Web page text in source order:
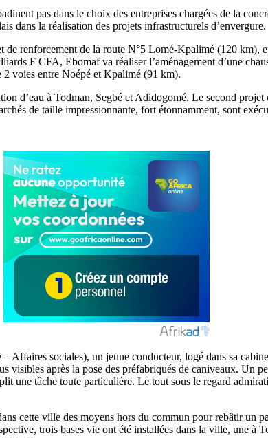
pas dans le choix des entreprises chargées de la
dans la réalisation des projets infrastructurels d’envergure.
renforcement de la route N°5 Lomé-Kpalimé (120 km),
F CFA, Ebomaf va réaliser l’aménagement d’une
2 voies entre Noépé et Kpalimé (91 km).
d’eau à Todman, Segbé et Adidogomé. Le second
de taille impressionnante, fort étonnamment, sont
sociales), un jeune conducteur, logé dans sa
après la pose des préfabriqués de caniveaux. Un
une tâche toute particulière. Le tout sous le regard
cette ville des moyens hors du commun pour rebâtir un
trois bases vie ont été installées dans la ville, une